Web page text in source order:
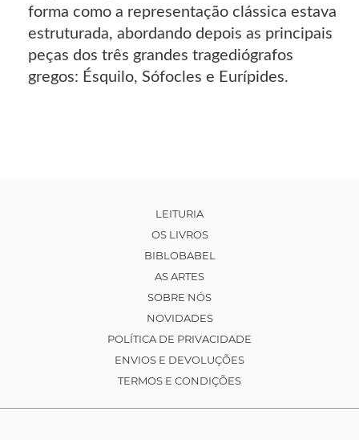
forma como a representação clássica estava
estruturada, abordando depois as principais
peças dos três grandes tragediógrafos
gregos: Ésquilo, Sófocles e Eurípides.
LEITURIA
OS LIVROS
BIBLOBABEL
AS ARTES
SOBRE NÓS
NOVIDADES
POLÍTICA DE PRIVACIDADE
ENVIOS E DEVOLUÇÕES
TERMOS E CONDIÇÕES